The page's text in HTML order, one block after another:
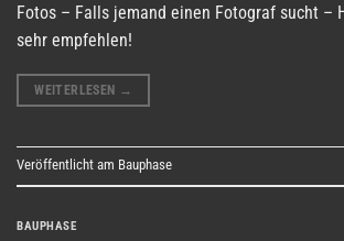
Fotos – Falls jemand einen Fotograf sucht –
sehr empfehlen!
WEITERLESEN →
Veröffentlicht am Bauphase
BAUPHASE